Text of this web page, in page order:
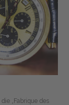
„Fabrique des